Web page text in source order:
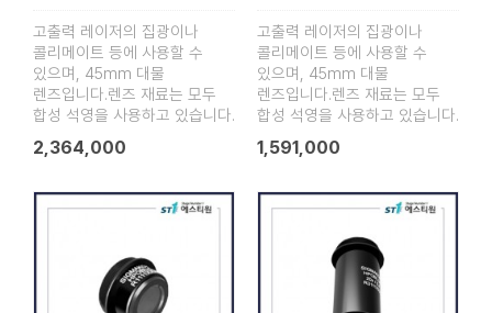
고출력 레이저의 집광이나
콜리메이트 등에 사용할 수
있으며, 45mm 대물
렌즈입니다.렌즈 재료는 모두
합성 석영을 사용하고 있습니다.
2,364,000
고출력 레이저의 집광이나
콜리메이트 등에 사용할 수
있으며, 45mm 대물
렌즈입니다.렌즈 재료는 모두
합성 석영을 사용하고 있습니다.
1,591,000